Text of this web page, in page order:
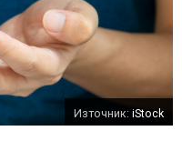
Източник: iStock